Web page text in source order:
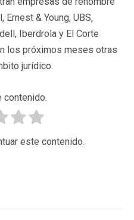
Ernest & Young, UBS,
Iberdrola y El Corte
los próximos meses otras
jurídico.
contenido.
este contenido.